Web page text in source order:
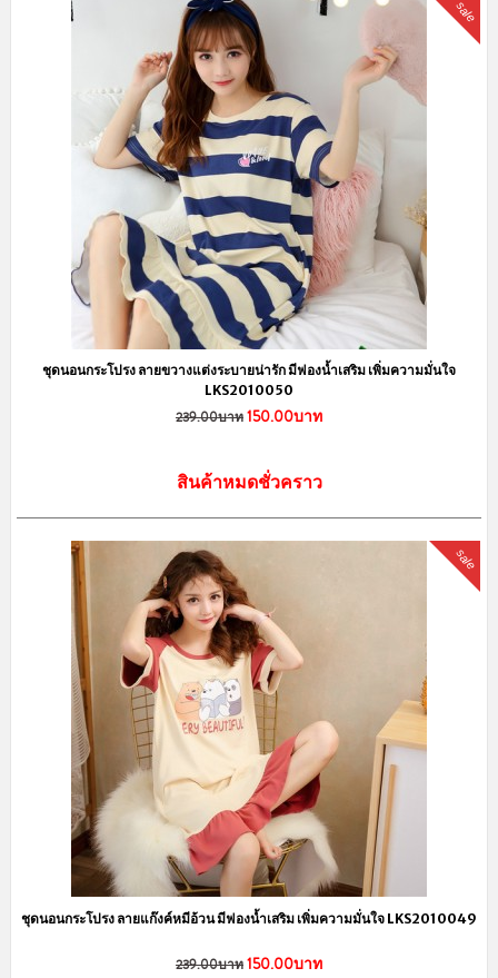
sale
ชุดนอนกระโปรง ลายขวางแต่งระบายน่ารัก มีฟองน้ำเสริม เพิ่มความมั่นใจ
LKS2010050
239.00บาท150.00บาท
สินค้าหมดชั่วคราว
sale
ชุดนอนกระโปรง ลายแก๊งค์หมีอ้วน มีฟองน้ำเสริม เพิ่มความมั่นใจ LKS2010049
239.00บาท150.00บาท